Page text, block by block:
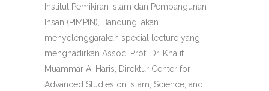
Institut Pemikiran Islam dan Pembangunan
Insan (PIMPIN), Bandung, akan
menyelenggarakan special lecture yang
menghadirkan Assoc. Prof. Dr. Khalif
Muammar A. Haris, Direktur Center for
Advanced Studies on Islam, Science, and